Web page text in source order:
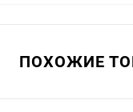
ПОХОЖИЕ